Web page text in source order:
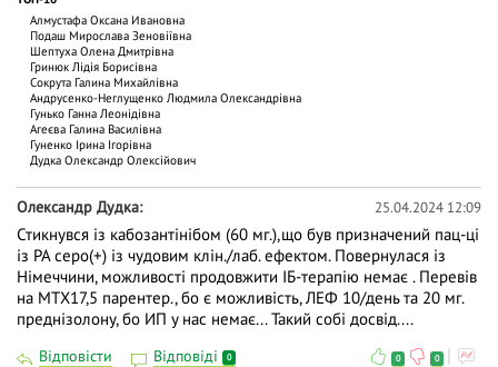
Алмустафа Оксана Ивановна
Подаш Мирослава Зеновіївна
Шептуха Олена Дмитрівна
Гринюк Лідія Борисівна
Сокрута Галина Михайлівна
Андрусенко-Неглущенко Людмила Олександрівна
Гунько Ганна Леонідівна
Агеєва Галина Василівна
Гуненко Ірина Ігорівна
Дудка Олександр Олексійович
Олександр Дудка 25.04.2024 12:09
Стикнувся із кабозантінібом (60 мг.),що був призначений пац-ці
із РА серо(+) із чудовим клін./лаб. ефектом. Повернулася із
Німеччини, можливості продовжити ІБ-терапію немає . Перевів
на МТХ17,5 парентер., бо є можливість, ЛЕФ 10/день та 20 мг.
преднізолону, бо ИП у нас немає... Такий собі досвід....
Відповісти Відповіді 0 0 0